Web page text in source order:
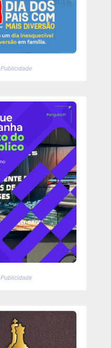
Publicidade
Publicidade